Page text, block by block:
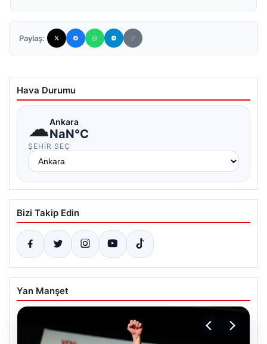
Paylaş:
Hava Durumu
☁Ankara
NaN°C
ŞEHIR SEÇ
Bizi Takip Edin
Yan Manşet